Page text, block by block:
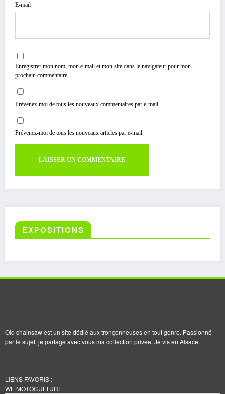
E-mail
Enregistrer mon nom, mon e-mail et mon site dans le navigateur pour mon
prochain commentaire.
Prévenez-moi de tous les nouveaux commentaires par e-mail.
Prévenez-moi de tous les nouveaux articles par e-mail.
EXPOSITIONS
Old chainsaw est un site dédié aux tronçonneuses en tout genre. Passionné
par le sujet, je partage avec vous ma collection privée. Je vis en Alsace.
LIENS FAVORIS :
WE MOTOCULTURE